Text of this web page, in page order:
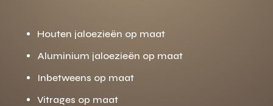
Houten jaloezieën op maat
Aluminium jaloezieën op maat
Inbetweens op maat
Vitrages op maat